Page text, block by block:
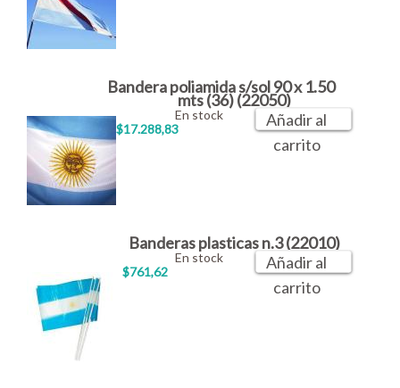
Bandera poliamida s/sol 90 x 1.50
mts (36) (22050)
$17.288,83
En stock
Añadir al
carrito
Banderas plasticas n.3 (22010)
$761,62
En stock
Añadir al
carrito